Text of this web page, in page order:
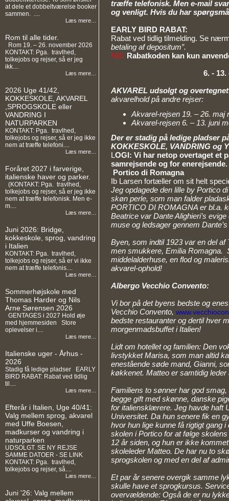
at dele et dobbeltværelse booker
sammen. ....
Læs mere…
Rom til alle tider.
Rom 19. – 26. november 2026
KONTAKT: Pga. travlhed,
tolkejobs og rejser, så er jeg
ikk....
Læs mere…
2026 Uge 41/42,
KOKKESKOLE, AKVAREL
,SPROGSKOLE eller
VANDRING I
NATURPARKEN
KONTAKT: Pga. travlhed,
tolkejobs og rejser, så er jeg ikke
nem at træffe telefoni....
Læs mere…
Foråret 2027 i farverige,
italienske haver og parker.
(KONTAKT: Pga. travlhed,
tolkejobs og rejser, så er jeg ikke
nem at træffe telefonisk. Men e-
m....
Læs mere…
Juni 2026: Bridge,
kokkeskole, sprog, vandring
i Italien
KONTAKT: Pga. travlhed,
tolkejobs og rejser, så er vi ikke
nem at træffe telefonis....
Læs mere…
Sommerhøjskole med
Thomas Harder og Nils
Arne Sørensen 2026
GENTAGES i 2027 Hold øje
med hjemmesiden Store
oplevelser i....
Læs mere…
Italienske uger - Århus -
2026
Stadig få ledige pladser EARLY
BIRD RABAT: Rabat ved tidlig
til....
Læs mere…
Efterår i Italien, Uge 40/41:
Valg mellem sprog, akvarel
med Uffe Boesen,
madkurser og vandring i
naturparken
UDSOLGT. SE NY REJSE
SAMME DATOER - SE LINK
KONTAKT: Pga. travlhed,
tolkejobs og rejser, så....
Læs mere…
Juni '26: Valg mellem
træffe telefonisk. Men e-mail
og venligt. Hvis du har
EARLY BIRD RABAT:
Rabat ved tidlig tilmelding. Se
betaling af depositum”.
NB: Rabatkoden kan kun
6. -
AKVAREL udsolgt og overtegnet
akvarelhold på andre rejser:
Akvarel-rejsen 19. – 26. maj
Akvarel-rejsen 6. – 13. juni
Der er stadig på ledige pladser
KOKKESKOLE, VANDRING og
LOGI: Vi har netop overtaget et
samrejsende og for enerejsende.
Portico di Romagna
Ib Larsen fortæller om sit helt
Jeg opdagede den lille by Portico
skøn perle, som man falder
PORTICO DI ROMAGNA er bl.a.
Beatrice var Dante Alighieri’s
muse og ledsager gennem
Byen, som indtil 1923 var en del
men smukkere, Emilia Romagna.
middelalderhuse, en flod og
akvarel-ophold!
Albergo Vecchio Convento:
Vi bor på det byens bedste og
Vecchio Convento,
bedste restauranter og dertil hver
morgenmadsbuffet i Italien!
Lidt om hotellet og familien: Den
livstykket Marisa, som man altid
enestående søde mand, Gianni,
køkkenet. Matteo er samtidig leder
Familiens to sønner har god
begge gift med skønne, danske
for italiensklærere. Jeg havde haft
Universitet. Da hun senere fik en
hvor hun lige kunne få rigtigt gang
skolen i Portico for at følge
12 år siden, og hun er ikke
skoleleder Matteo. De har nu to
sprogskolen og med en del af
Et par år senere overgik samme
skulle have et sprogkursus.
overvældende: Også de er nu